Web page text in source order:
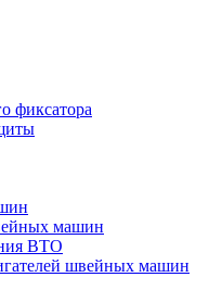
фиксатора
машин
ВТО
швейных машин